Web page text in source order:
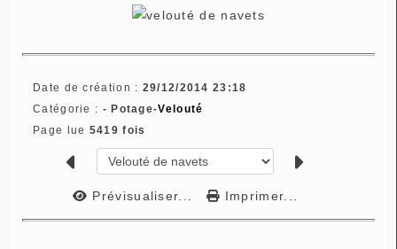
Date de création : 29/12/2014 23:18
Catégorie : - Potage-Velouté
Page lue 5419 fois
Prévisualiser... Imprimer...